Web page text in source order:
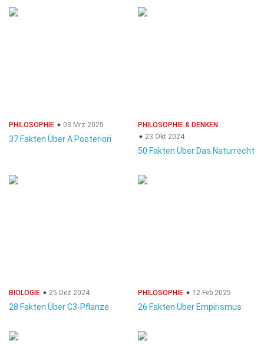
PHILOSOPHIE 03 Mrz 2025
37 Fakten Über A Posteriori
PHILOSOPHIE & DENKEN
23 Okt 2024
50 Fakten Über Das Naturrecht
BIOLOGIE 25 Dez 2024
28 Fakten Über C3-Pflanze
PHILOSOPHIE 12 Feb 2025
26 Fakten Über Empirismus